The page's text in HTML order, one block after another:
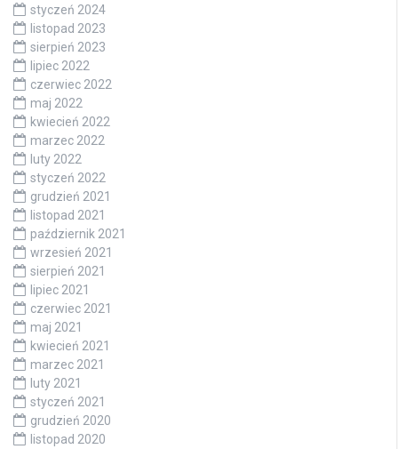
styczeń 2024
listopad 2023
sierpień 2023
lipiec 2022
czerwiec 2022
maj 2022
kwiecień 2022
marzec 2022
luty 2022
styczeń 2022
grudzień 2021
listopad 2021
październik 2021
wrzesień 2021
sierpień 2021
lipiec 2021
czerwiec 2021
maj 2021
kwiecień 2021
marzec 2021
luty 2021
styczeń 2021
grudzień 2020
listopad 2020